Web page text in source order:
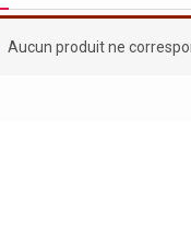
Aucun produit ne